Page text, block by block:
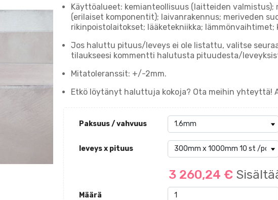
Käyttöalueet: kemianteollisuus (laitteiden
(erilaiset komponentit); laivanrakennus; meriveden
rikinpoistolaitokset; lääketekniikka;
Jos haluttu pituus/leveys ei ole listattu, valitse
tilaukseesi kommentti halutusta pituudesta/
Mitatoleranssit: +/-2mm.
Etkö löytänyt haluttuja kokoja? Ota meihin yhteyttä!
Paksuus / vahvuus
leveys x pituus
3 260,24 €
Määrä